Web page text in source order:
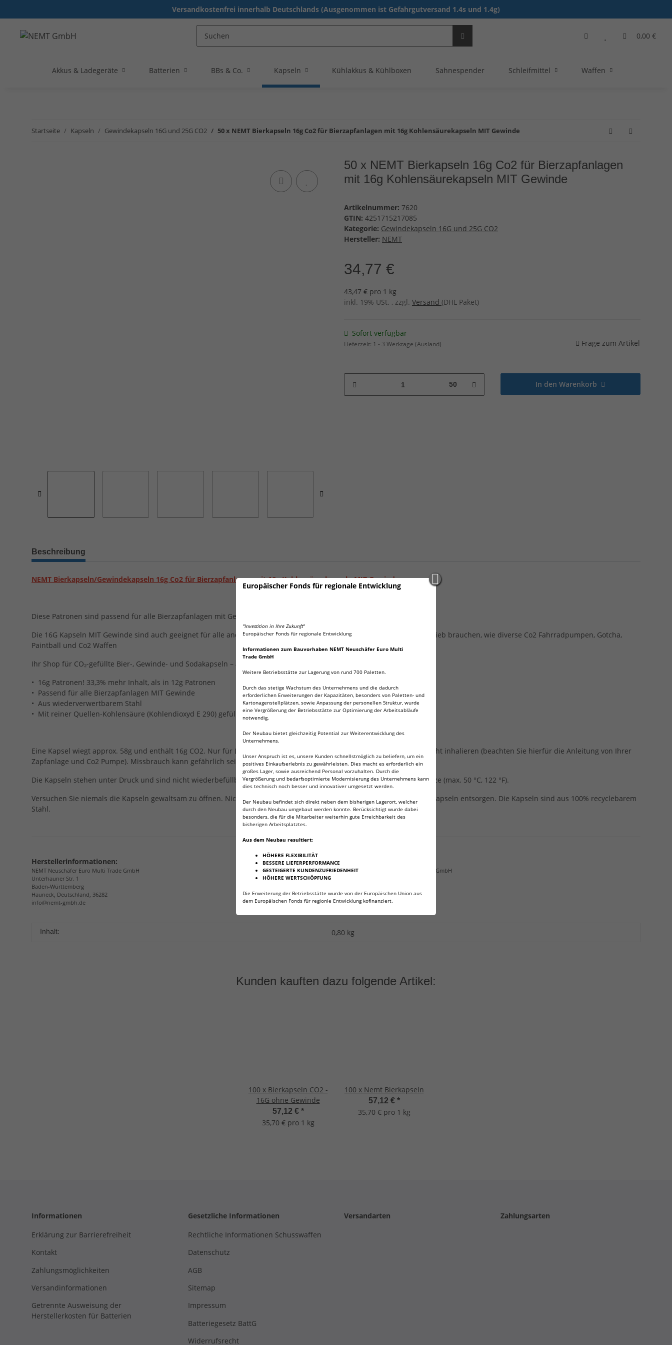
Europäischer Fonds für regionale Entwicklung
"Investition in Ihre Zukunft"
Europäischer Fonds für regionale Entwicklung
Informationen zum Bauvorhaben NEMT Neuschäfer Euro Multi
Trade GmbH
Weitere Betriebsstätte zur Lagerung von rund 700 Paletten.
Durch das stetige Wachstum des Unternehmens und die dadurch
erforderlichen Erweiterungen der Kapazitäten, besonders von Paletten- und
Kartonagenstellplätzen, sowie Anpassung der personellen Struktur, wurde
eine Vergrößerung der Betriebsstätte zur Optimierung der Arbeitsabläufe
notwendig.
Der Neubau bietet gleichzeitig Potential zur Weiterentwicklung des
Unternehmens.
Unser Anspruch ist es, unsere Kunden schnellstmöglich zu beliefern, um ein
positives Einkaufserlebnis zu gewährleisten. Dies macht es erforderlich ein
großes Lager, sowie ausreichend Personal vorzuhalten. Durch die
Vergrößerung und bedarfsoptimierte Modernisierung des Unternehmens kann
dies technisch noch besser und innovativer umgesetzt werden.
Der Neubau befindet sich direkt neben dem bisherigen Lagerort, welcher
durch den Neubau umgebaut werden konnte. Berücksichtigt wurde dabei
besonders, die für die Mitarbeiter weiterhin gute Erreichbarkeit des
bisherigen Arbeitsplatztes.
Aus dem Neubau resultiert:
HÖHERE FLEXIBILITÄT
BESSERE LIEFERPERFORMANCE
GESTEIGERTE KUNDENZUFRIEDENHEIT
HÖHERE WERTSCHÖPFUNG
Die Erweiterung der Betriebsstätte wurde von der Europäischen Union aus
dem Europäischen Fonds für regionle Entwicklung kofinanziert.
Versandkostenfrei innerhalb Deutschlands (Ausgenommen ist Gefahrgutversand 1.4s und 1.4g)
0,00 €
Akkus & Ladegeräte Batterien BBs & Co. Kapseln Kühlakkus & Kühlboxen Sahnespender Schleifmittel Waffen
Startseite Kapseln Gewindekapseln 16G und 25G CO2 50 x NEMT Bierkapseln 16g Co2 für Bierzapfanlagen mit 16g Kohlensäurekapseln MIT Gewinde
50 x NEMT Bierkapseln 16g Co2 für Bierzapfanlagen
mit 16g Kohlensäurekapseln MIT Gewinde
Artikelnummer: 7620
GTIN: 4251715217085
Kategorie: Gewindekapseln 16G und 25G CO2
Hersteller: NEMT
34,77 €
43,47 € pro 1 kg
inkl. 19% USt. , zzgl. Versand (DHL Paket)
Sofort verfügbar
Lieferzeit: 1 - 3 Werktage (Ausland) Frage zum Artikel
50 In den Warenkorb
Beschreibung
NEMT Bierkapseln/Gewindekapseln 16g Co2 für Bierzapfanlagen mit 16g Kohlensäurekapseln MIT Gewinde
Diese Patronen sind passend für alle Bierzapfanlagen mit Gewindeanschluss, wie z.B. dem Beer Buddy
Die 16G Kapseln MIT Gewinde sind auch geeignet für alle anderen Geräte die eine 16G Kapsel mit Gewinde für den Betrieb brauchen, wie diverse Co2 Fahrradpumpen, Gotcha,
Paintball und Co2 Waffen
Ihr Shop für CO₂-gefüllte Bier-, Gewinde- und Sodakapseln – ausdrücklich nicht für Sahnespender geeignet!
• 16g Patronen! 33,3% mehr Inhalt, als in 12g Patronen
• Passend für alle Bierzapfanlagen MIT Gewinde
• Aus wiederverwertbarem Stahl
• Mit reiner Quellen-Kohlensäure (Kohlendioxyd E 290) gefüllt
Eine Kapsel wiegt approx. 58g und enthält 16g CO2. Nur für Lebensmittelherstellung und Reifenbefüllung benutzen, nicht inhalieren (beachten Sie hierfür die Anleitung von Ihrer
Zapfanlage und Co2 Pumpe). Missbrauch kann gefährlich sein und Ihre Gesundheit schädigen. Nicht inhalieren.
Die Kapseln stehen unter Druck und sind nicht wiederbefüllbar. Kühl und trocken lagern, fernhalten von Sonne und Hitze (max. 50 °C, 122 °F).
Versuchen Sie niemals die Kapseln gewaltsam zu öffnen. Nicht in der Reichweite von Kindern aufbewahren. Nur leere Kapseln entsorgen. Die Kapseln sind aus 100% recyclebarem
Stahl.
Angaben zur Produktsicherheit
Herstellerinformationen:
NEMT Neuschäfer Euro Multi Trade GmbH
Unterhauner Str. 1
Baden-Württemberg
Hauneck, Deutschland, 36282
info@nemt-gmbh.de
NEMT Neuschäfer Euro Multi Trade GmbH
Hauneck, Deutschland, 36282
info@nemt-gmbh.de
Inhalt: 0,80 kg
Kunden kauften dazu folgende Artikel:
100 x Bierkapseln CO2 -
16G ohne Gewinde
57,12 € *
35,70 € pro 1 kg
100 x Nemt Bierkapseln
57,12 € *
35,70 € pro 1 kg
Informationen
Erklärung zur Barrierefreiheit
Kontakt
Zahlungsmöglichkeiten
Versandinformationen
Getrennte Ausweisung der
Herstellerkosten für Batterien
Gesetzliche Informationen
Rechtliche Informationen Schusswaffen
Datenschutz
AGB
Sitemap
Impressum
Batteriegesetz BattG
Widerrufsrecht
Versandarten Zahlungsarten